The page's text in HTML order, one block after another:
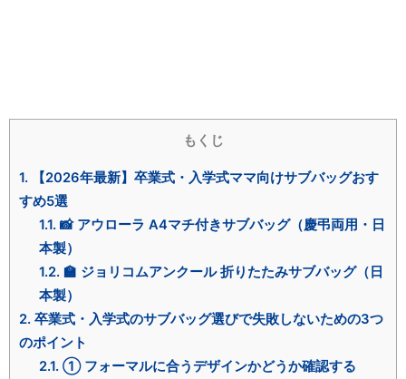
もくじ
1. 【2026年最新】卒業式・入学式ママ向けサブバッグおす
すめ5選
1.1. 📸 アウローラ A4マチ付きサブバッグ（慶弔両用・日
本製）
1.2. 🏫 ジョリコムアンクール 折りたたみサブバッグ（日
本製）
2. 卒業式・入学式のサブバッグ選びで失敗しないための3つ
のポイント
2.1. ① フォーマルに合うデザインかどうか確認する